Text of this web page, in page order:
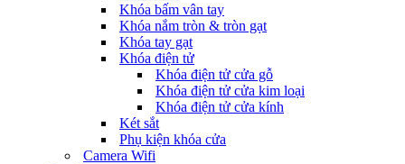
Khóa bấm vân tay
Khóa nắm tròn & tròn gạt
Khóa tay gạt
Khóa điện tử
Khóa điện tử cửa gỗ
Khóa điện tử cửa kim loại
Khóa điện tử cửa kính
Két sắt
Phụ kiện khóa cửa
Camera Wifi